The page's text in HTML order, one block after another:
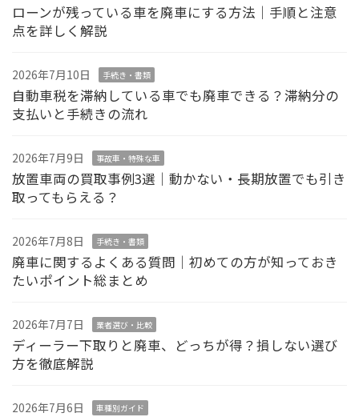
ローンが残っている車を廃車にする方法｜手順と注意
点を詳しく解説
2026年7月10日 手続き・書類
自動車税を滞納している車でも廃車できる？滞納分の
支払いと手続きの流れ
2026年7月9日 事故車・特殊な車
放置車両の買取事例3選｜動かない・長期放置でも引き
取ってもらえる？
2026年7月8日 手続き・書類
廃車に関するよくある質問｜初めての方が知っておき
たいポイント総まとめ
2026年7月7日 業者選び・比較
ディーラー下取りと廃車、どっちが得？損しない選び
方を徹底解説
2026年7月6日 車種別ガイド